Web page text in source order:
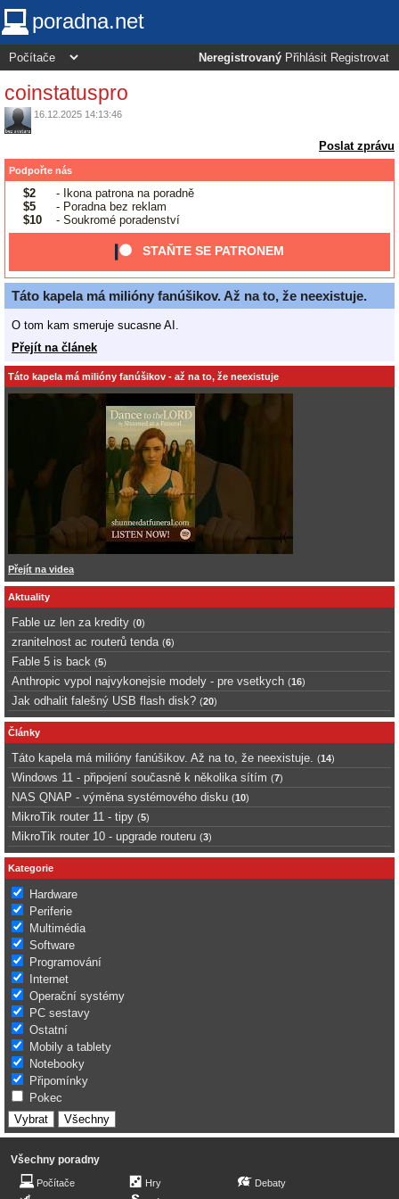
poradna.net
Neregistrovaný Přihlásit Registrovat
coinstatuspro
16.12.2025 14:13:46
Poslat zprávu
Podpořte nás
$2
- Ikona patrona na poradně
$5
- Poradna bez reklam
$10
- Soukromé poradenství
STAŇTE SE PATRONEM
Táto kapela má milióny fanúšikov. Až na to, že neexistuje.
O tom kam smeruje sucasne AI.
Přejít na článek
Táto kapela má milióny fanúšikov - až na to, že neexistuje
Přejít na videa
Aktuality
Fable uz len za kredity (0)
zranitelnost ac routerů tenda (6)
Fable 5 is back (5)
Anthropic vypol najvykonejsie modely - pre vsetkych (16)
Jak odhalit falešný USB flash disk? (20)
Články
Táto kapela má milióny fanúšikov. Až na to, že neexistuje. (14)
Windows 11 - připojení současně k několika sítím (7)
NAS QNAP - výměna systémového disku (10)
MikroTik router 11 - tipy (5)
MikroTik router 10 - upgrade routeru (3)
Kategorie
Hardware
Periferie
Multimédia
Software
Programování
Internet
Operační systémy
PC sestavy
Ostatní
Mobily a tablety
Notebooky
Připomínky
Pokec
Všechny poradny
Počítače
Hry
Debaty